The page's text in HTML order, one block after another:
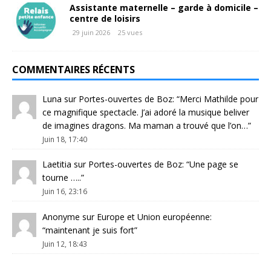
Assistante maternelle – garde à domicile –
centre de loisirs
29 juin 2026 25 vues
COMMENTAIRES RÉCENTS
Luna sur Portes-ouvertes de Boz: “Merci Mathilde pour
ce magnifique spectacle. J’ai adoré la musique beliver
de imagines dragons. Ma maman a trouvé que l’on…”
Juin 18, 17:40
Laetitia sur Portes-ouvertes de Boz: “Une page se
tourne …..”
Juin 16, 23:16
Anonyme sur Europe et Union européenne:
“maintenant je suis fort”
Juin 12, 18:43